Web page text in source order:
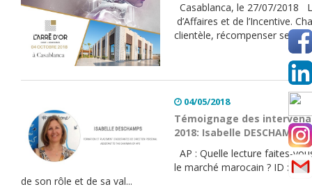
Casablanca, le 27/07/2018
d’Affaires et de l’Incentive.
clientèle, récompenser ses
04/05/2018
Témoignage des
2018: Isabelle DESCHAMPS
AP : Quelle lecture faites-
le marché marocain ? ID :
de son rôle et de sa val...